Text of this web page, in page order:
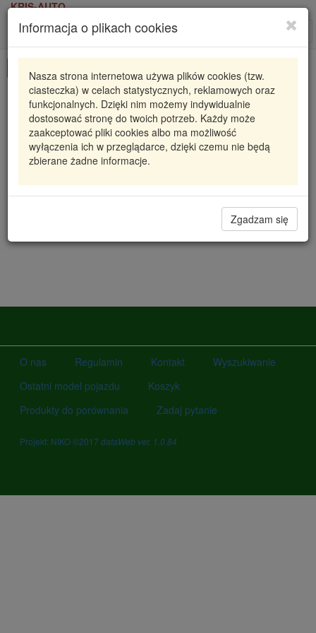
KRIS-AUTO
Informacja o plikach cookies
Nasza strona internetowa używa plików cookies (tzw.
ciasteczka) w celach statystycznych, reklamowych oraz
funkcjonalnych. Dzięki nim możemy indywidualnie
dostosować stronę do twoich potrzeb. Każdy może
zaakceptować pliki cookies albo ma możliwość
wyłączenia ich w przeglądarce, dzięki czemu nie będą
zbierane żadne informacje.
Zgadzam się
Karta produktu
00.06 POLMO
00.06 PLOTŁUMIK UNIWERSALNY
CYLINDRYCZNY FI 170 DŁ340 /FI 47
120,70 zł
Radzyń 0
Filia Lublin 0
Magazyn III
O nas Regulamin Kontakt
Wyszukiwanie
Ostatni model pojazdu
Koszyk
Produkty do porównania
Zadaj pytanie
Projekt: NIKO ©2017 dataWeb ver. 1.0.84